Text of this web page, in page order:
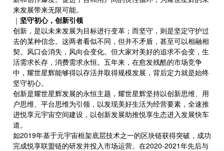
来发展带来无限可能。
｜ 坚守初心，创新引领
创新，是以未来发展为目标进行变革；而坚守，则是坚定守护过
去的某种信念。这两者看似不同，但并不矛盾，甚至可以相融相
契。风口会消失，风向会变化。但大家对美好的追求不会变，生
活需求长存，消费需求永恒。五年来，在愈发残酷的市场竞争
中，耀世星辉能够得以存活并取得规模发展，背后定力就是始终
坚守初心。
创新是耀世星辉发展的永恒主题，耀世星辉坚持以创新思维、用
户思维、平台思维为引领，以发现美好生活为经营要素，全速推
进悦享元宇宙空间建设，以创新发展助推悦享生态进入发展快车
道。
如2019年基于元宇宙框架底层技术之一的区块链获得突破，成功
完成悦享联盟链的研发并投入市场运营。在2020-2021年先后与